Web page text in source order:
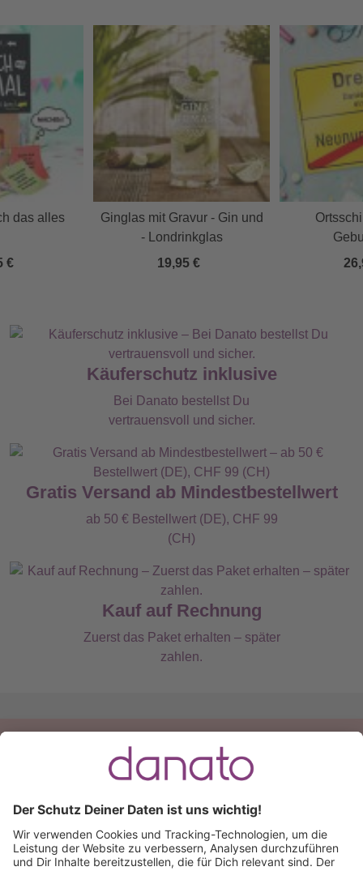
das alles
€
Ginglas mit Gravur - Gin und
- Londrinkglas
19,95 €
Käuferschutz inklusive
Bei Danato bestellst Du
vertrauensvoll und sicher.
Gratis Versand ab Mindestbestellwert
ab 50 € Bestellwert (DE), CHF 99
(CH)
Kauf auf Rechnung
Zuerst das Paket erhalten – später
zahlen.
Du hast eine Frage?
+49 (0) 511 51 56 0300
schreib uns eineE-Mail
Käuferschutz inklusive Kauf auf Rechnung